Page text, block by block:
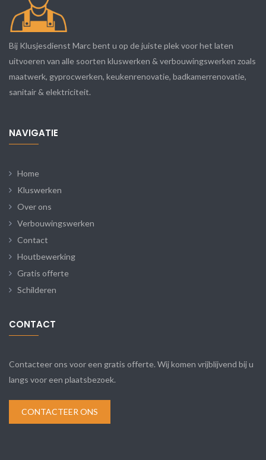
Bij Klusjesdienst Marc bent u op de juiste plek voor het laten
uitvoeren van alle soorten kluswerken & verbouwingswerken zoals
maatwerk, gyprocwerken, keukenrenovatie, badkamerrenovatie,
sanitair & elektriciteit.
NAVIGATIE
Home
Kluswerken
Over ons
Verbouwingswerken
Contact
Houtbewerking
Gratis offerte
Schilderen
CONTACT
Contacteer ons voor een gratis offerte. Wij komen vrijblijvend bij u
langs voor een plaatsbezoek.
CONTACTEER ONS